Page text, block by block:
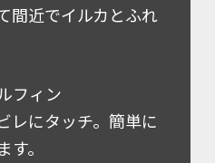
間近でイルカとふれ
フィン
レにタッチ。簡単に
。